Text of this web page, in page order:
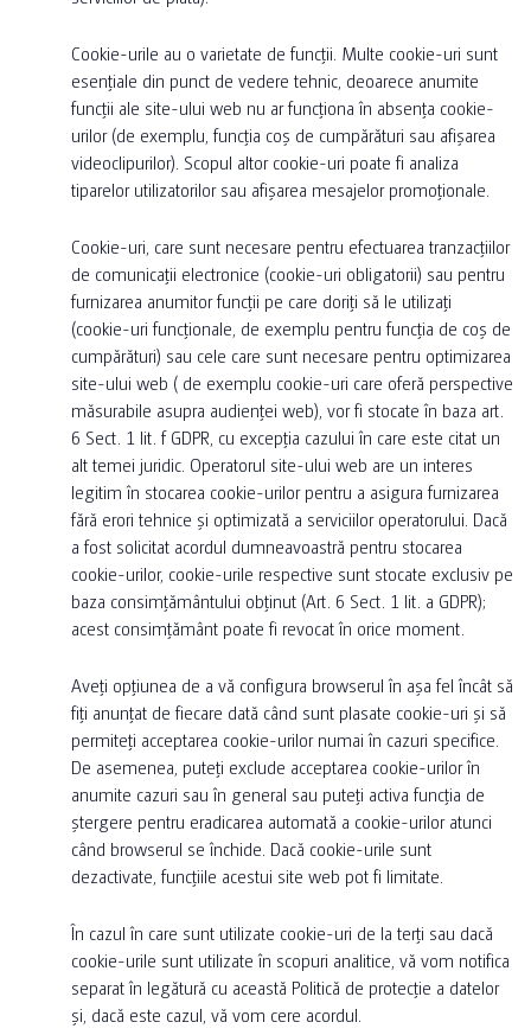
Cookie-urile au o varietate de funcții. Multe cookie-uri sunt
esențiale din punct de vedere tehnic, deoarece anumite
funcții ale site-ului web nu ar funcționa în absența cookie-
urilor (de exemplu, funcția coș de cumpărături sau afișarea
videoclipurilor). Scopul altor cookie-uri poate fi analiza
tiparelor utilizatorilor sau afișarea mesajelor promoționale.
Cookie-uri, care sunt necesare pentru efectuarea tranzacțiilor
de comunicații electronice (cookie-uri obligatorii) sau pentru
furnizarea anumitor funcții pe care doriți să le utilizați
(cookie-uri funcționale, de exemplu pentru funcția de coș de
cumpărături) sau cele care sunt necesare pentru optimizarea
site-ului web ( de exemplu cookie-uri care oferă perspective
măsurabile asupra audienței web), vor fi stocate în baza art.
6 Sect. 1 lit. f GDPR, cu excepția cazului în care este citat un
alt temei juridic. Operatorul site-ului web are un interes
legitim în stocarea cookie-urilor pentru a asigura furnizarea
fără erori tehnice și optimizată a serviciilor operatorului. Dacă
a fost solicitat acordul dumneavoastră pentru stocarea
cookie-urilor, cookie-urile respective sunt stocate exclusiv pe
baza consimțământului obținut (Art. 6 Sect. 1 lit. a GDPR);
acest consimțământ poate fi revocat în orice moment.
Aveți opțiunea de a vă configura browserul în așa fel încât să
fiți anunțat de fiecare dată când sunt plasate cookie-uri și să
permiteți acceptarea cookie-urilor numai în cazuri specifice.
De asemenea, puteți exclude acceptarea cookie-urilor în
anumite cazuri sau în general sau puteți activa funcția de
ștergere pentru eradicarea automată a cookie-urilor atunci
când browserul se închide. Dacă cookie-urile sunt
dezactivate, funcțiile acestui site web pot fi limitate.
În cazul în care sunt utilizate cookie-uri de la terți sau dacă
cookie-urile sunt utilizate în scopuri analitice, vă vom notifica
separat în legătură cu această Politică de protecție a datelor
și, dacă este cazul, vă vom cere acordul.